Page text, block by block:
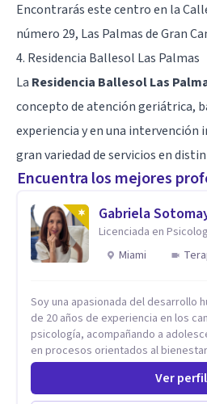
Encontrarás este centro en la
número 29, Las Palmas de Gran
4. Residencia Ballesol Las Palmas
La Residencia Ballesol Las
concepto de atención geriátrica,
experiencia y en una intervención
gran variedad de servicios en
Encuentra los mejores
Gabriela
Licenciada en
Miami
Soy una apasionada del desarrollo
de 20 años de experiencia en los
psicología, acompañando a
en procesos orientados al
mental. Mi visión es contribuir, a través de mi trabajo, a que
las personas accedan a una vida
sentido. Considero que esto es
Ver perfil